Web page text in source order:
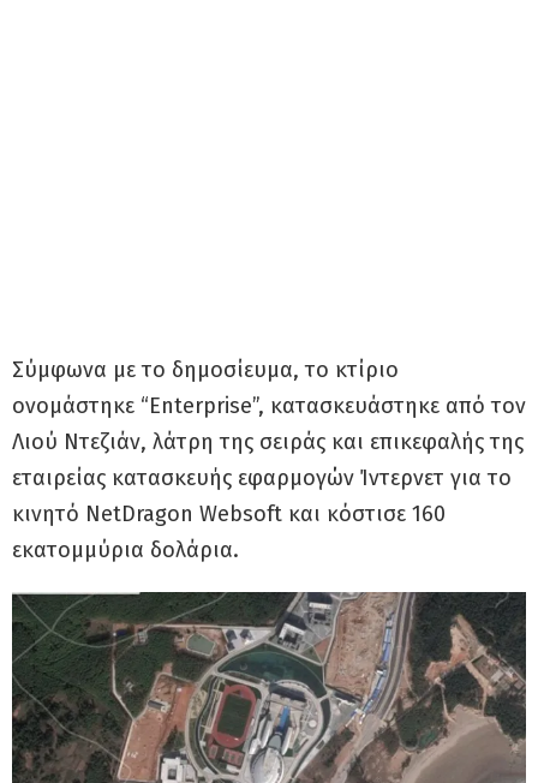
Σύμφωνα με το δημοσίευμα, το κτίριο
ονομάστηκε “Enterprise”, κατασκευάστηκε από τον
Λιού Ντεζιάν, λάτρη της σειράς και επικεφαλής της
εταιρείας κατασκευής εφαρμογών Ίντερνετ για το
κινητό NetDragon Websoft και κόστισε 160
εκατομμύρια δολάρια.